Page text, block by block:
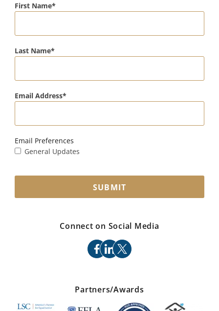
First Name
Last Name
Email Address
Email Preferences
General Updates
SUBMIT
Connect on Social Media
facebook
linkedin
x
Partners/Awards